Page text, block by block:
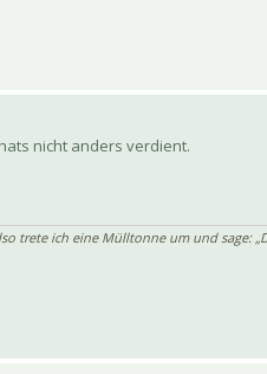
nicht anders verdient.
trete ich eine Mülltonne um und sage: